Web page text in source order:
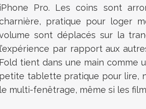
iPhone Pro. Les coins sont
pratique pour loger
sont déplacés sur la
l’expérience par rapport aux
Fold tient dans une main comme
petite tablette pratique pour lire,
le multi-fenêtrage, même si les